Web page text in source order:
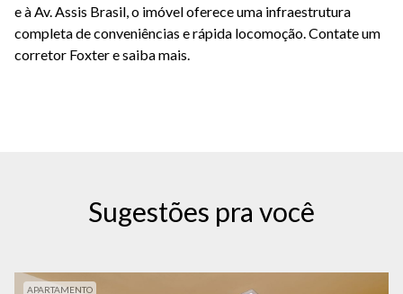
e à Av. Assis Brasil, o imóvel oferece uma infraestrutura
completa de conveniências e rápida locomoção. Contate um
corretor Foxter e saiba mais.
Sugestões pra você
APARTAMENTO